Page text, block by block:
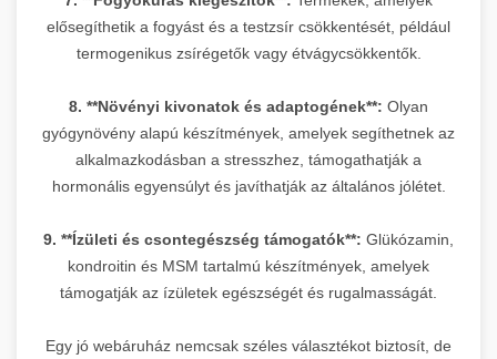
elősegíthetik a fogyást és a testzsír csökkentését, például
termogenikus zsírégetők vagy étvágycsökkentők.
8. **Növényi kivonatok és adaptogének**: Olyan
gyógynövény alapú készítmények, amelyek segíthetnek az
alkalmazkodásban a stresszhez, támogathatják a
hormonális egyensúlyt és javíthatják az általános jólétet.
9. **Ízületi és csontegészség támogatók**: Glükózamin,
kondroitin és MSM tartalmú készítmények, amelyek
támogatják az ízületek egészségét és rugalmasságát.
Egy jó webáruház nemcsak széles választékot biztosít, de